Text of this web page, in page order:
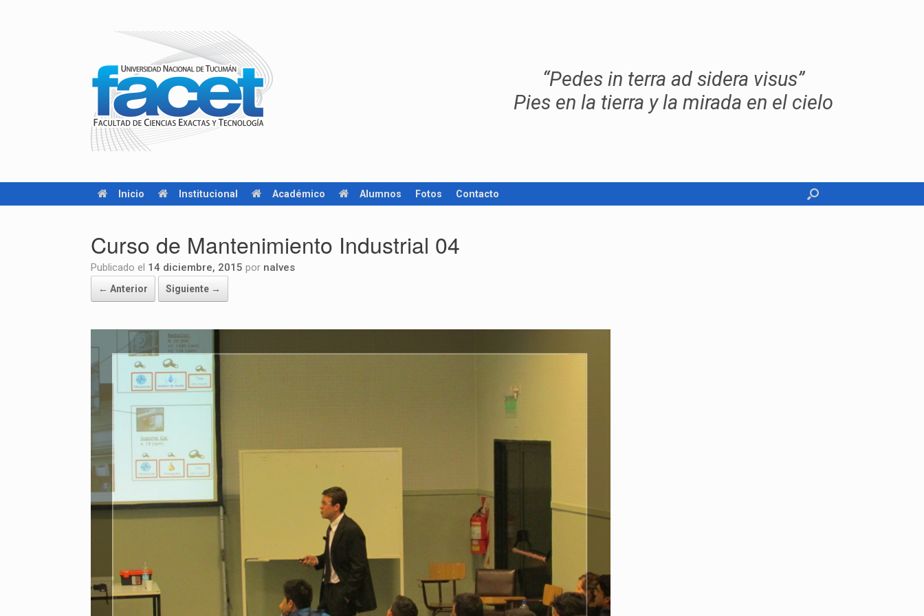
“Pedes in terra ad sidera visus”
Pies en la tierra y la mirada en el cielo
Inicio Institucional Académico Alumnos Fotos Contacto
Curso de Mantenimiento Industrial 04
Publicado el 14 diciembre, 2015 por nalves
← Anterior Siguiente →